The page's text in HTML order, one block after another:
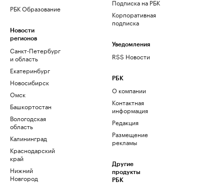
РБК Образование
Новости
регионов
Санкт-Петербург
и область
Екатеринбург
Новосибирск
Омск
Башкортостан
Вологодская
область
Калининград
Краснодарский
край
Нижний
Новгород
Подписка на РБК
Корпоративная
подписка
Уведомления
RSS Новости
РБК
О компании
Контактная
информация
Редакция
Размещение
рекламы
Другие
продукты
РБК